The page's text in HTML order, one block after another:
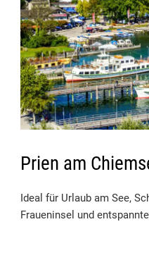
Prien am
Ideal für Urlaub am See,
Fraueninsel und